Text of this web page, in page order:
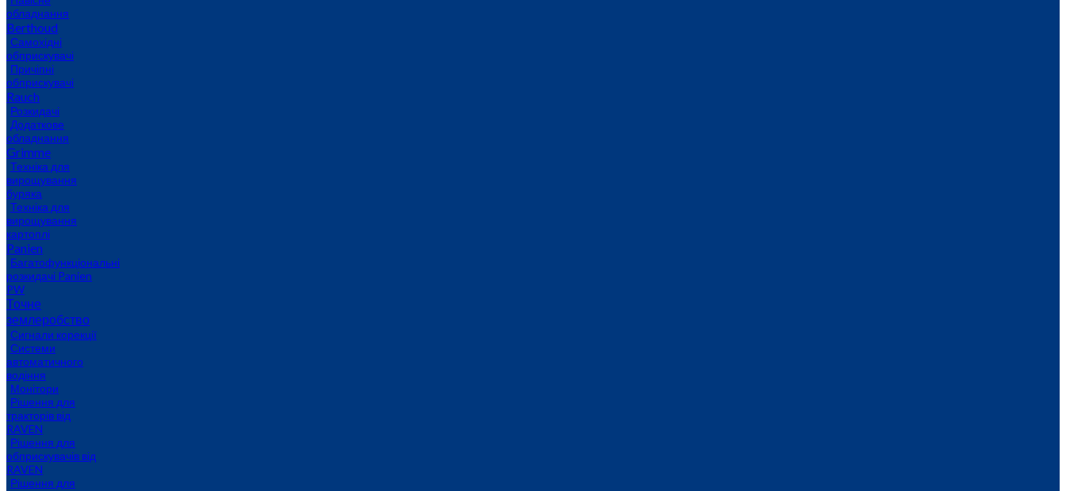
обладнання
Berthoud
Самохідні
обприскувачі
Причіпні
обприскувачі
Rauch
Розкидачі
Додаткове
обладнання
Grimme
Техніка для
вирощування
буряка
Техніка для
вирощування
картоплі
Panien
Багатофункціональні
розкидачі Panien
PW
Точне
землеробство
Сигнали корекції
Системи
автоматичного
водіння
Монітори
Рішення для
тракторів від
RAVEN
Рішення для
обприскувачів від
RAVEN
Рішення для